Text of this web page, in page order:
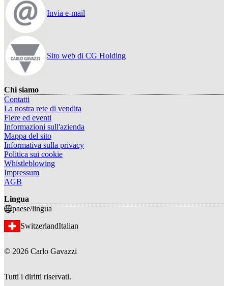
Invia e-mail
Sito web di CG Holding
Chi siamo
Contatti
La nostra rete di vendita
Fiere ed eventi
Informazioni sull'azienda
Mappa del sito
Informativa sulla privacy
Politica sui cookie
Whistleblowing
Impressum
AGB
Lingua
paese/lingua
SwitzerlandItalian
© 2026 Carlo Gavazzi
Tutti i diritti riservati.